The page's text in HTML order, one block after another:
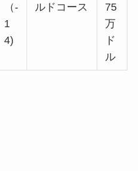
（-
1
4)
ルドコース
75
万
ド
ル